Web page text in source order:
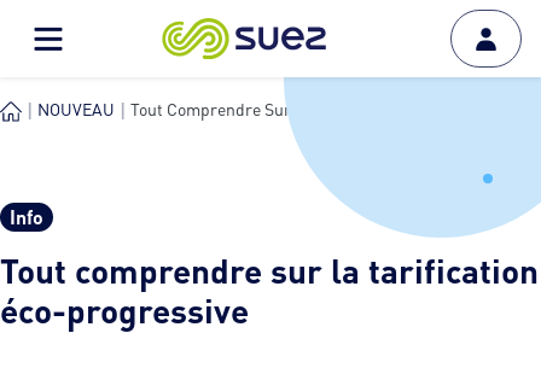
NOUVEAU Tout Comprendre Sur La Tari...
Info
Tout comprendre sur la tarification
éco-progressive